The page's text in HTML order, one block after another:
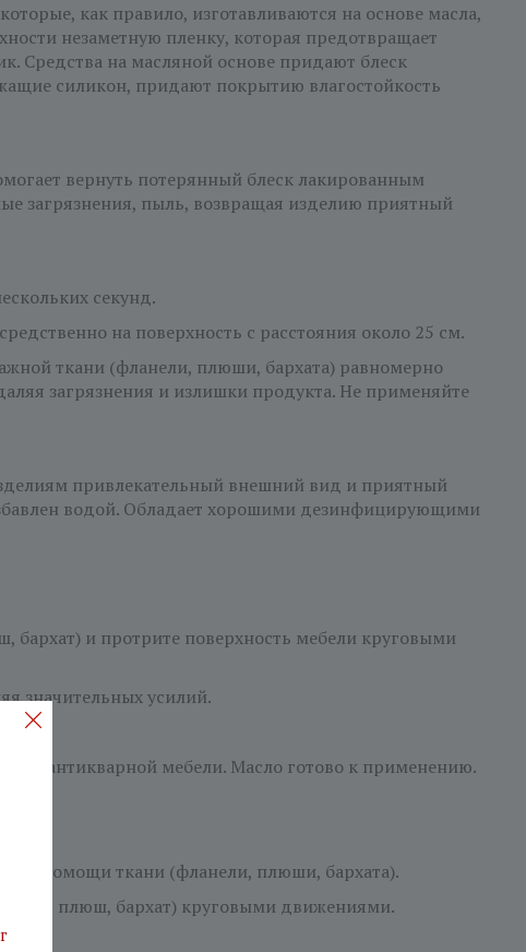
как правило, изготавливаются на основе масла,
незаметную пленку, которая предотвращает
Средства на масляной основе придают блеск
силикон, придают покрытию влагостойкость
вернуть потерянный блеск лакированным
загрязнения, пыль, возвращая изделию приятный
секунд.
на поверхность с расстояния около 25 см.
ткани (фланели, плюши, бархата) равномерно
загрязнения и излишки продукта. Не применяйте
привлекательный внешний вид и приятный
водой. Обладает хорошими дезинфицирующими
бархат) и протрите поверхность мебели круговыми
значительных усилий.
антикварной мебели. Масло готово к применению.
при помощи ткани (фланели, плюши, бархата).
плюш, бархат) круговыми движениями.